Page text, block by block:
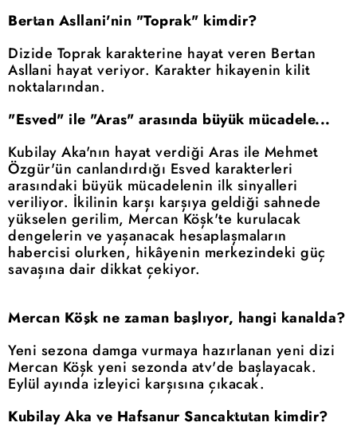
Bertan Asllani'nin "Toprak" kimdir?
Dizide Toprak karakterine hayat veren Bertan
Asllani hayat veriyor. Karakter hikayenin kilit
noktalarından.
"Esved" ile "Aras" arasında büyük mücadele...
Kubilay Aka'nın hayat verdiği Aras ile Mehmet
Özgür'ün canlandırdığı Esved karakterleri
arasındaki büyük mücadelenin ilk sinyalleri
veriliyor. İkilinin karşı karşıya geldiği sahnede
yükselen gerilim, Mercan Köşk'te kurulacak
dengelerin ve yaşanacak hesaplaşmaların
habercisi olurken, hikâyenin merkezindeki güç
savaşına dair dikkat çekiyor.
Mercan Köşk ne zaman başlıyor, hangi kanalda?
Yeni sezona damga vurmaya hazırlanan yeni dizi
Mercan Köşk yeni sezonda atv'de başlayacak.
Eylül ayında izleyici karşısına çıkacak.
Kubilay Aka ve Hafsanur Sancaktutan kimdir?